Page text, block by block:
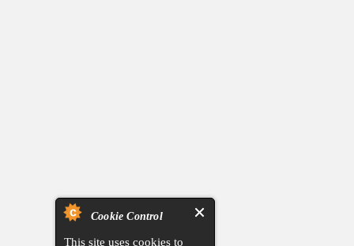
Cookie Control
This site uses cookies to